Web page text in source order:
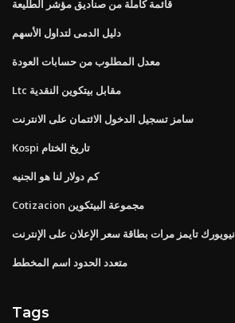
قائمة كاملة من صناديق مؤشر الطليعة
دليل الدمى لتداول الأسهم
معدل المطلوب من حسابات العودة
Ltc مقابل بيتكوين النقدية
سامز تسجيل الدخول الائتمان على الانترنت
Kospi تاريخ الختام
كم دولار لنا هو الجنيه
Cotizacion مجموعة البيتكوين
نيويورك تايمز مرات بطاقة سعر الإعلان على الإنترنت
متعدد الحدود اسم المخطط
Tags